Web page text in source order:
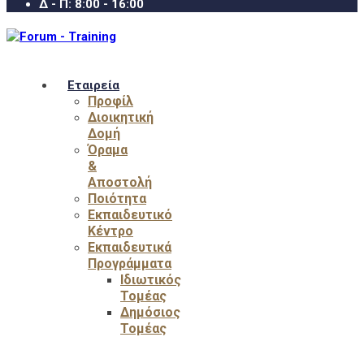
Δ - Π: 8:00 - 16:00
Εταιρεία
Προφίλ
Διοικητική
Δομή
Όραμα
&
Αποστολή
Ποιότητα
Εκπαιδευτικό
Κέντρο
Εκπαιδευτικά
Προγράμματα
Ιδιωτικός
Τομέας
Δημόσιος
Τομέας